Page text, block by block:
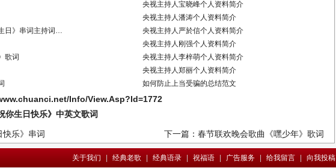
日》串词主持词…
歌词
央视主持人宝晓峰个人资料简介
央视主持人潘涛个人资料简介
央视主持人严於信个人资料简介
央视主持人刚强个人资料简介
央视主持人李梓萌个人资料简介
央视主持人郑丽个人资料简介
如何防止上当受骗的总结范文
Info/View.Asp?Id=1772
你生日快乐》中英文歌词
快乐》串词 下一篇：春节联欢晚会歌曲《嘿少年》歌词
关于我们 经典老歌 经典语录 祝福语 广告服务 给我留言 向我投稿